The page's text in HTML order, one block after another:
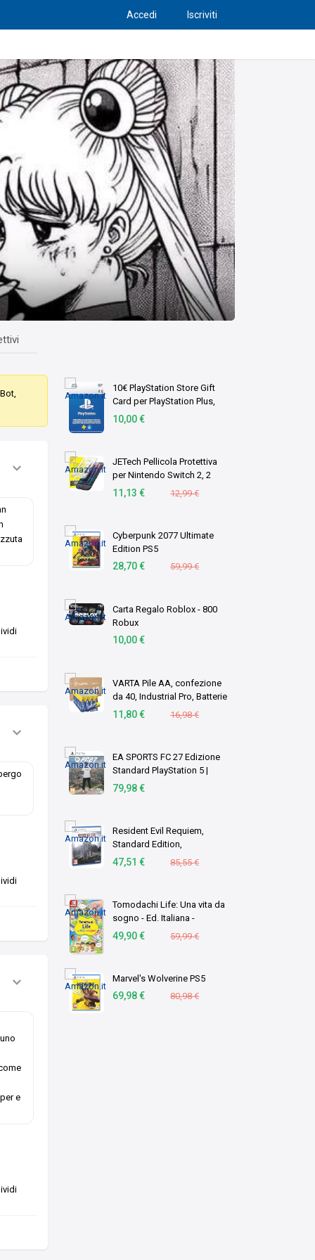
Accedi Iscriviti
10€ PlayStation Store Gift
Card per PlayStation Plus,
Account italiano [Codice per
10,00 €
JETech Pellicola Protettiva
per Nintendo Switch 2, 2
Pezzi
11,13 € 12,99 €
Cyberpunk 2077 Ultimate
Edition PS5
28,70 € 59,99 €
Carta Regalo Roblox - 800
Robux
10,00 €
VARTA Pile AA, confezione
da 40, Industrial Pro, Batterie
Alcaline, 1,5V, pacco di
11,80 € 16,98 €
EA SPORTS FC 27 Edizione
Standard PlayStation 5 |
Disco | Videogiochi |
79,98 €
Resident Evil Requiem,
Standard Edition,
PlayStation 5
47,51 € 85,55 €
Tomodachi Life: Una vita da
sogno - Ed. Italiana -
Versione su scheda
49,90 € 59,99 €
Marvel's Wolverine PS5
69,98 € 80,98 €
e